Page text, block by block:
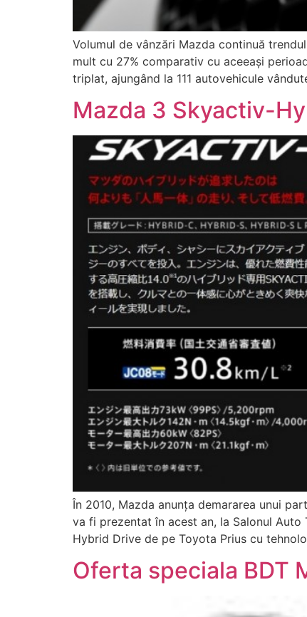
Volumul de vânzări Mazda continuă
mult cu 27% comparativ cu aceeaşi
triplat, ajungând la 111 autovehicule
Mazda 3 Skyactiv-
În 2010, Mazda anunţa demararea unui
va fi prezentat în acest an, la Salonul
Hybrid Drive de pe Toyota Prius cu
Oferta speciala BDT